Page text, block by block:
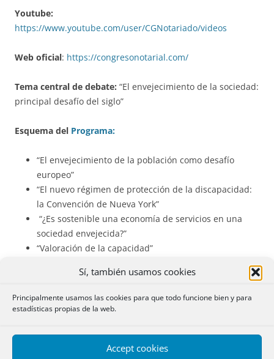
Sí, también usamos cookies
Principalmente usamos las cookies para que todo funcione bien y para
estadísticas propias de la web.
Accept cookies
Youtube:
https://www.youtube.com/user/CGNotariado/videos
Web oficial: https://congresonotarial.com/
Tema central de debate: “El envejecimiento de la sociedad:
principal desafío del siglo”
Esquema del Programa:
“El envejecimiento de la población como desafío
europeo”
“El nuevo régimen de protección de la discapacidad:
la Convención de Nueva York”
“¿Es sostenible una economía de servicios en una
sociedad envejecida?”
“Valoración de la capacidad”
sanidad en una sociedad envejecida”
“Voluntades anticipadas y encarnizamiento
terapéutico”
políticas”
“La guarda de hecho”